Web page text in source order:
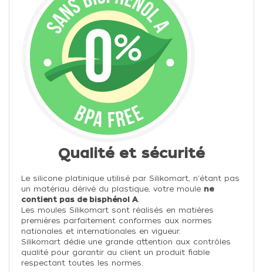
Qualité et sécurité
Le silicone platinique utilisé par Silikomart, n'étant pas
un matériau dérivé du plastique, votre moule ne
contient pas de bisphénol A.
Les moules Silikomart sont réalisés en matières
premières parfaitement conformes aux normes
nationales et internationales en vigueur.
Silikomart dédie une grande attention aux contrôles
qualité pour garantir au client un produit fiable
respectant toutes les normes.